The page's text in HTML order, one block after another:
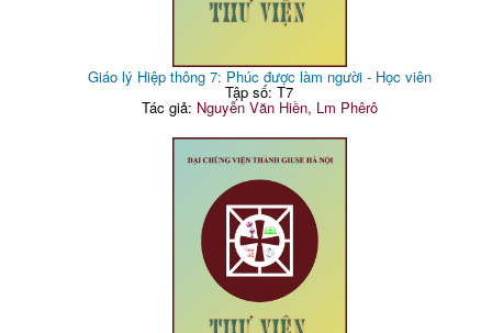
Giáo lý Hiệp thông 7: Phúc được làm người - Học viên
Tập số: T7
Tác giả: Nguyễn Văn Hiền, Lm Phêrô